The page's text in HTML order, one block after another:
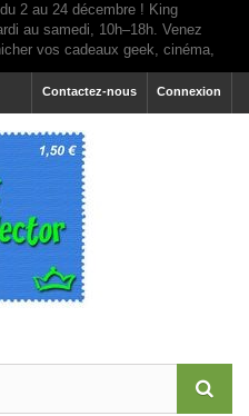
Connexion
Contactez-nous